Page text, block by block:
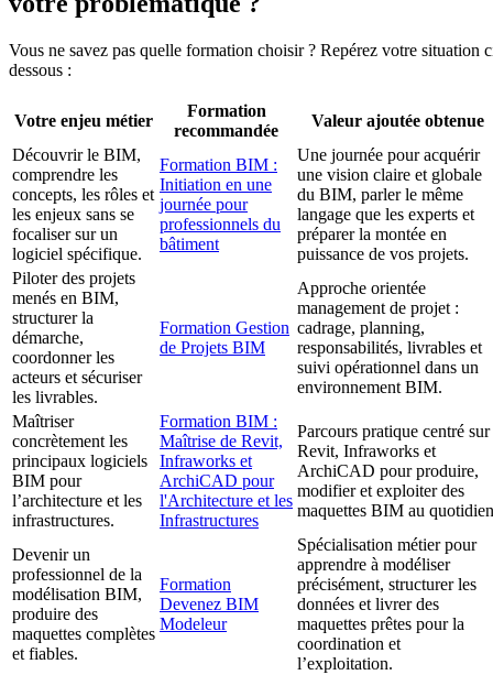
Vous ne savez pas quelle formation choisir ? Repérez votre situation
dessous :
Votre enjeu métier
Formation
recommandée
Valeur ajoutée obtenue
Découvrir le BIM,
comprendre les
concepts, les rôles et
les enjeux sans se
focaliser sur un
logiciel spécifique.
Formation BIM :
Initiation en une
journée pour
professionnels du
bâtiment
Une journée pour acquérir
une vision claire et globale
du BIM, parler le même
langage que les experts et
préparer la montée en
puissance de vos projets.
Piloter des projets
menés en BIM,
structurer la
démarche,
coordonner les
acteurs et sécuriser
les livrables.
Formation Gestion
de Projets BIM
Approche orientée
management de projet :
cadrage, planning,
responsabilités, livrables et
suivi opérationnel dans un
environnement BIM.
Maîtriser
concrètement les
principaux logiciels
BIM pour
l’architecture et les
infrastructures.
Formation BIM :
Maîtrise de Revit,
Infraworks et
ArchiCAD pour
l'Architecture et les
Infrastructures
Parcours pratique centré sur
Revit, Infraworks et
ArchiCAD pour produire,
modifier et exploiter des
maquettes BIM au
Devenir un
professionnel de la
modélisation BIM,
produire des
maquettes complètes
et fiables.
Formation
Devenez BIM
Modeleur
Spécialisation métier pour
apprendre à modéliser
précisément, structurer les
données et livrer des
maquettes prêtes pour la
coordination et
l’exploitation.